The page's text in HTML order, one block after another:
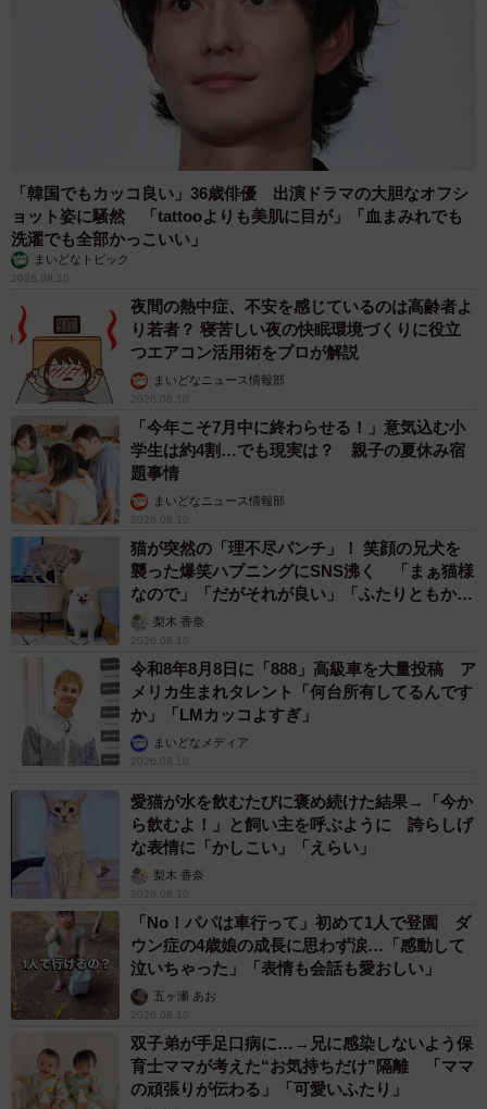
入浴介助の際、特に「つらい・きつい」と感じた場面は何ですか？（提
供画像）
続いて、入浴介助で特に「つらい、大変だ」と感じた場面
は何かと、複数回答可で聞いたところ、最も多かった回答
は「中腰姿勢による腰への負担」で、62.0%にのぼりまし
た。
続いて、「利用者の転倒リスク・ヒヤリハット」が
58.0%、「着脱介助」が44.0%、「利用者の移乗・移動介
助」が42.0%、「浴室内の高温・湿度」が40.0%という結果
となっています。
中でも、中腰姿勢による腰への負担や、転倒リスクへの対
応、利用者の身体を支える動作などが上位を占めており、
入浴介助が介助者に対して身体面・精神面の両方で大きな
特に、濡れた床の上で裸の利用者を支える場面では、わず
かな動きでも転倒につながる可能性があるため、肉体的な
疲労だけでなく、常に注意を払う精神的な緊張も蓄積しや
すい業務だといえそうです。
「韓国でもカッコ良い」36歳俳優 出演ドラマの大胆なオフシ
ョット姿に騒然 「tattooよりも美肌に目が」「血まみれでも
洗濯でも全部かっこいい」
まいどなトピック
2026.08.10
夜間の熱中症、不安を感じているのは高齢者よ
り若者？ 寝苦しい夜の快眠環境づくりに役立
つエアコン活用術をプロが解説
まいどなニュース情報部
2026.08.10
「今年こそ7月中に終わらせる！」意気込む小
学生は約4割…でも現実は？ 親子の夏休み宿
題事情
まいどなニュース情報部
2026.08.10
猫が突然の「理不尽パンチ」！ 笑顔の兄犬を
襲った爆笑ハプニングにSNS沸く 「まぁ猫様
なので」「だがそれが良い」「ふたりともかわ
いいね」
梨木 香奈
2026.08.10
令和8年8月8日に「888」高級車を大量投稿 ア
メリカ生まれタレント「何台所有してるんです
か」「LMカッコよすぎ」
まいどなメディア
2026.08.10
愛猫が水を飲むたびに褒め続けた結果→「今か
ら飲むよ！」と飼い主を呼ぶように 誇らしげ
な表情に「かしこい」「えらい」
梨木 香奈
2026.08.10
「No！パパは車行って」初めて1人で登園 ダ
ウン症の4歳娘の成長に思わず涙…「感動して
泣いちゃった」「表情も会話も愛おしい」
五ヶ瀬 あお
2026.08.10
双子弟が手足口病に…→兄に感染しないよう保
育士ママが考えた“お気持ちだけ”隔離 「ママ
の頑張りが伝わる」「可愛いふたり」